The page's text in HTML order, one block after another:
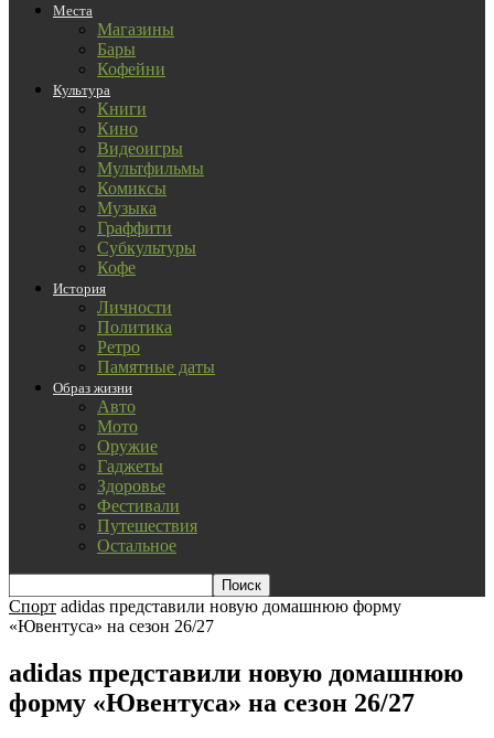
Места
Магазины
Бары
Кофейни
Культура
Книги
Кино
Видеоигры
Мультфильмы
Комиксы
Музыка
Граффити
Субкультуры
Кофе
История
Личности
Политика
Ретро
Памятные даты
Образ жизни
Авто
Мото
Оружие
Гаджеты
Здоровье
Фестивали
Путешествия
Остальное
Спорт adidas представили новую домашнюю форму
«Ювентуса» на сезон 26/27
adidas представили новую домашнюю
форму «Ювентуса» на сезон 26/27